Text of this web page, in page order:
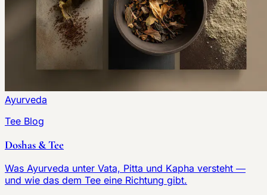
Ayurveda
Tee Blog
Doshas & Tee
Was Ayurveda unter Vata, Pitta und Kapha versteht —
und wie das dem Tee eine Richtung gibt.